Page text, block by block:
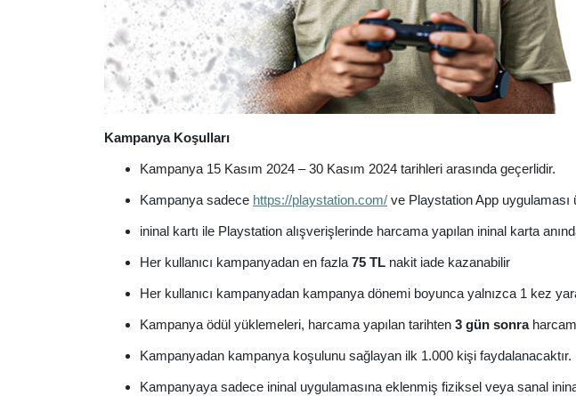
Kampanya Koşulları
Kampanya 15 Kasım 2024 – 30 Kasım 2024 tarihleri arasında geçerlidir.
Kampanya sadece https://playstation.com/ ve Playstation App uygulaması
ininal kartı ile Playstation alışverişlerinde harcama yapılan ininal karta
Her kullanıcı kampanyadan en fazla75 TL nakit iade kazanabilir
Her kullanıcı kampanyadan kampanya dönemi boyunca yalnızca 1 kez
Kampanya ödül yüklemeleri, harcama yapılan tarihten 3 gün sonra
Kampanyadan kampanya koşulunu sağlayan ilk 1.000 kişi faydalanacaktır.
Kampanyaya sadece ininal uygulamasına eklenmiş fiziksel veya sanal